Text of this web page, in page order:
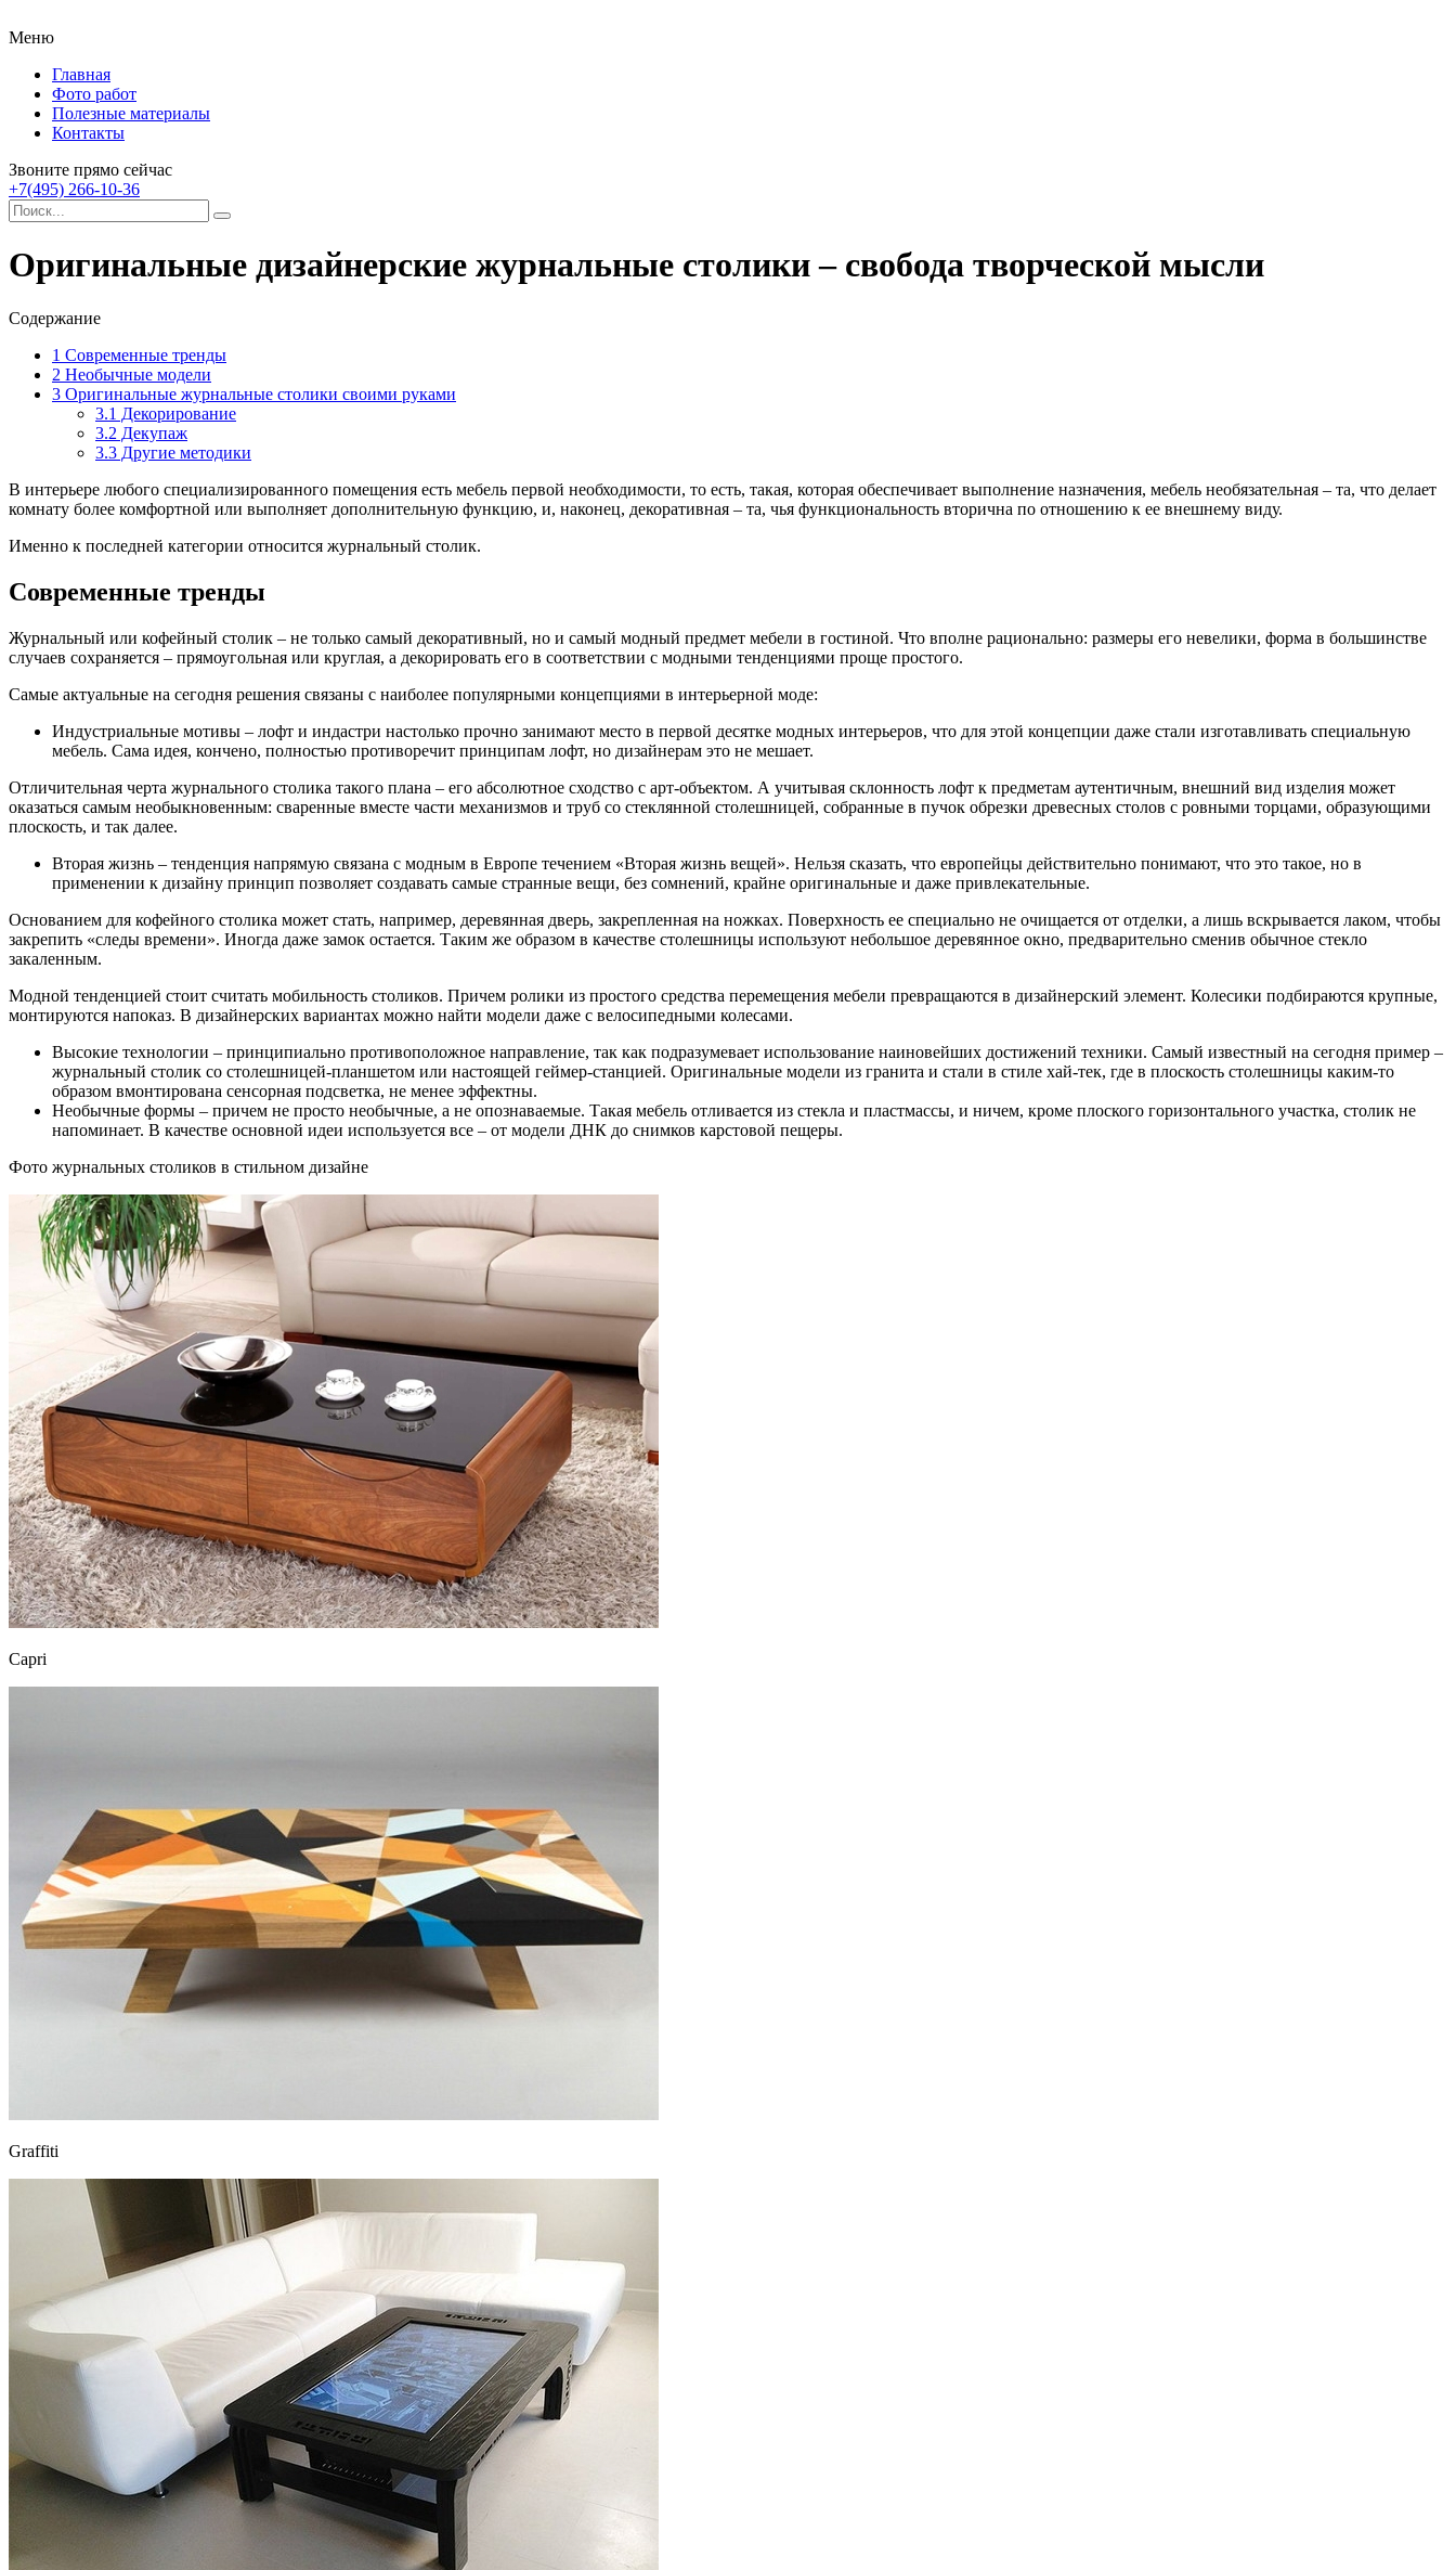
Меню
Главная
Фото работ
Полезные материалы
Контакты
Звоните прямо сейчас
+7(495) 266-10-36
Оригинальные дизайнерские журнальные столики – свобода творческой мысли
Содержание
1 Современные тренды
2 Необычные модели
3 Оригинальные журнальные столики своими руками
3.1 Декорирование
3.2 Декупаж
3.3 Другие методики
В интерьере любого специализированного помещения есть мебель первой необходимости, то есть, такая, которая обеспечивает выполнение назначения, мебель необязательная – та, что делает
комнату более комфортной или выполняет дополнительную функцию, и, наконец, декоративная – та, чья функциональность вторична по отношению к ее внешнему виду.
Именно к последней категории относится журнальный столик.
Современные тренды
Журнальный или кофейный столик – не только самый декоративный, но и самый модный предмет мебели в гостиной. Что вполне рационально: размеры его невелики, форма в большинстве
случаев сохраняется – прямоугольная или круглая, а декорировать его в соответствии с модными тенденциями проще простого.
Самые актуальные на сегодня решения связаны с наиболее популярными концепциями в интерьерной моде:
Индустриальные мотивы – лофт и индастри настолько прочно занимают место в первой десятке модных интерьеров, что для этой концепции даже стали изготавливать специальную
мебель. Сама идея, кончено, полностью противоречит принципам лофт, но дизайнерам это не мешает.
Отличительная черта журнального столика такого плана – его абсолютное сходство с арт-объектом. А учитывая склонность лофт к предметам аутентичным, внешний вид изделия может
оказаться самым необыкновенным: сваренные вместе части механизмов и труб со стеклянной столешницей, собранные в пучок обрезки древесных столов с ровными торцами, образующими
плоскость, и так далее.
Вторая жизнь – тенденция напрямую связана с модным в Европе течением «Вторая жизнь вещей». Нельзя сказать, что европейцы действительно понимают, что это такое, но в
применении к дизайну принцип позволяет создавать самые странные вещи, без сомнений, крайне оригинальные и даже привлекательные.
Основанием для кофейного столика может стать, например, деревянная дверь, закрепленная на ножках. Поверхность ее специально не очищается от отделки, а лишь вскрывается лаком, чтобы
закрепить «следы времени». Иногда даже замок остается. Таким же образом в качестве столешницы используют небольшое деревянное окно, предварительно сменив обычное стекло
закаленным.
Модной тенденцией стоит считать мобильность столиков. Причем ролики из простого средства перемещения мебели превращаются в дизайнерский элемент. Колесики подбираются крупные,
монтируются напоказ. В дизайнерских вариантах можно найти модели даже с велосипедными колесами.
Высокие технологии – принципиально противоположное направление, так как подразумевает использование наиновейших достижений техники. Самый известный на сегодня пример –
журнальный столик со столешницей-планшетом или настоящей геймер-станцией. Оригинальные модели из гранита и стали в стиле хай-тек, где в плоскость столешницы каким-то
образом вмонтирована сенсорная подсветка, не менее эффектны.
Необычные формы – причем не просто необычные, а не опознаваемые. Такая мебель отливается из стекла и пластмассы, и ничем, кроме плоского горизонтального участка, столик не
напоминает. В качестве основной идеи используется все – от модели ДНК до снимков карстовой пещеры.
Фото журнальных столиков в стильном дизайне
Capri
Graffiti